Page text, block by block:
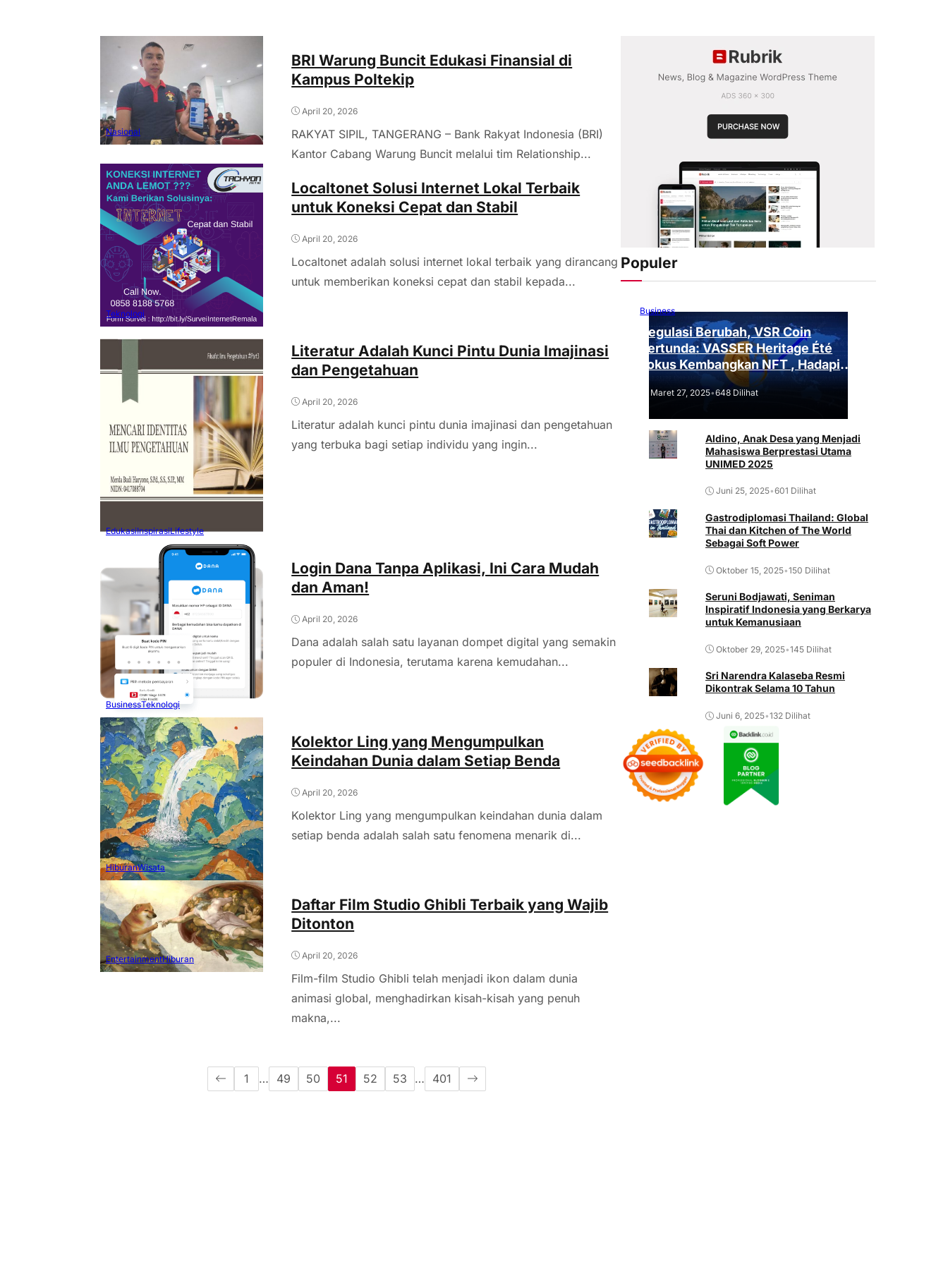
Nasional
BRI Warung Buncit Edukasi Finansial di
Kampus Poltekip
April 20, 2026
RAKYAT SIPIL, TANGERANG – Bank Rakyat Indonesia (BRI)
Kantor Cabang Warung Buncit melalui tim Relationship...
Teknologi
Localtonet Solusi Internet Lokal Terbaik
untuk Koneksi Cepat dan Stabil
April 20, 2026
Localtonet adalah solusi internet lokal terbaik yang dirancang
untuk memberikan koneksi cepat dan stabil kepada...
EdukasiInspirasiLifestyle
Literatur Adalah Kunci Pintu Dunia Imajinasi
dan Pengetahuan
April 20, 2026
Literatur adalah kunci pintu dunia imajinasi dan pengetahuan
yang terbuka bagi setiap individu yang ingin...
BusinessTeknologi
Login Dana Tanpa Aplikasi, Ini Cara Mudah
dan Aman!
April 20, 2026
Dana adalah salah satu layanan dompet digital yang semakin
populer di Indonesia, terutama karena kemudahan...
HiburanWisata
Kolektor Ling yang Mengumpulkan
Keindahan Dunia dalam Setiap Benda
April 20, 2026
Kolektor Ling yang mengumpulkan keindahan dunia dalam
setiap benda adalah salah satu fenomena menarik di...
EntertainmentHiburan
Daftar Film Studio Ghibli Terbaik yang Wajib
Ditonton
April 20, 2026
Film-film Studio Ghibli telah menjadi ikon dalam dunia
animasi global, menghadirkan kisah-kisah yang penuh
makna,...
1 … 49 50 51 52 53 … 401
Populer
Business
Regulasi Berubah, VSR Coin
Tertunda: VASSER Heritage Été
Fokus Kembangkan NFT , Hadapi
Tantangan Regulasi!
Maret 27, 2025•648 Dilihat
Aldino, Anak Desa yang Menjadi
Mahasiswa Berprestasi Utama
UNIMED 2025
Juni 25, 2025•601 Dilihat
Gastrodiplomasi Thailand: Global
Thai dan Kitchen of The World
Sebagai Soft Power
Oktober 15, 2025•150 Dilihat
Seruni Bodjawati, Seniman
Inspiratif Indonesia yang Berkarya
untuk Kemanusiaan
Oktober 29, 2025•145 Dilihat
Sri Narendra Kalaseba Resmi
Dikontrak Selama 10 Tahun
Juni 6, 2025•132 Dilihat